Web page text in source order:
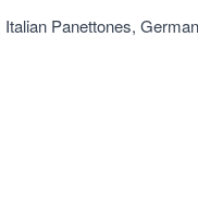
Panettones,